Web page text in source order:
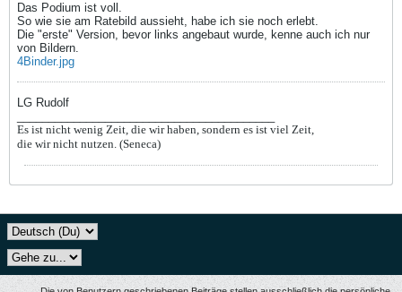
Das Podium ist voll.
So wie sie am Ratebild aussieht, habe ich sie noch erlebt.
Die "erste" Version, bevor links angebaut wurde, kenne auch ich nur
von Bildern.
4Binder.jpg
LG Rudolf
Es ist nicht wenig Zeit, die wir haben, sondern es ist viel Zeit,
die wir nicht nutzen. (Seneca)